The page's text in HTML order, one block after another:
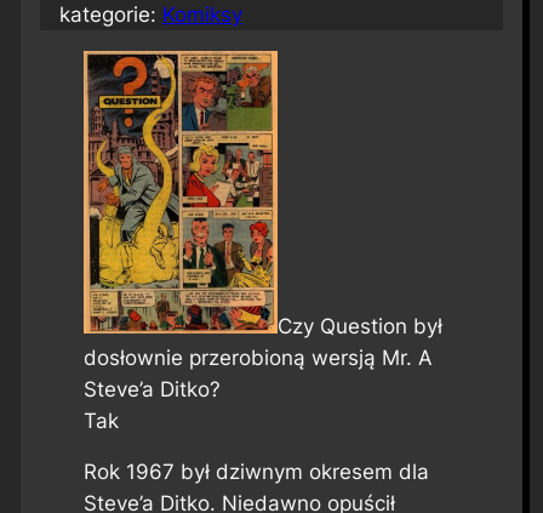
kategorie: Komiksy
Czy Question był
dosłownie przerobioną wersją Mr. A
Steve’a Ditko?
Tak
Rok 1967 był dziwnym okresem dla
Steve’a Ditko. Niedawno opuścił